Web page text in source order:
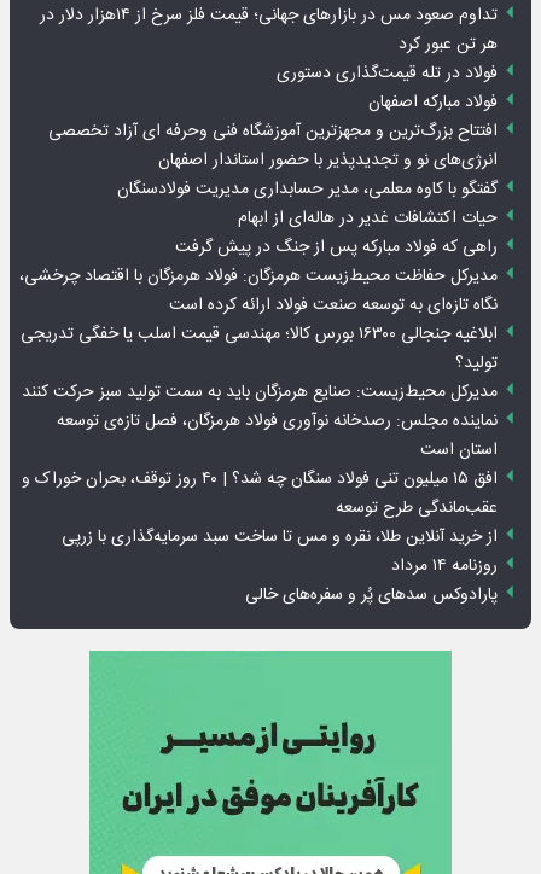
تداوم صعود مس در بازارهای جهانی؛ قیمت فلز سرخ از ۱۴هزار دلار در
هر تن عبور کرد
فولاد در تله قیمت‌گذاری دستوری
فولاد مبارکه اصفهان
افتتاح بزرگ‌ترین و مجهزترین آموزشگاه فنی وحرفه ای آزاد تخصصی
انرژی‌های نو و تجدیدپذیر با حضور استاندار اصفهان
گفتگو با کاوه معلمی، مدیر حسابداری مدیریت فولادسنگان
حیات اکتشافات غدیر در هاله‌ای از ابهام
راهی که فولاد مبارکه پس از جنگ در پیش گرفت
مدیرکل حفاظت محیط‌زیست هرمزگان: فولاد هرمزگان با اقتصاد چرخشی،
نگاه تازه‌ای به توسعه صنعت فولاد ارائه کرده است
ابلاغیه جنجالی ۱۶۳۰۰ بورس کالا؛ مهندسی قیمت اسلب یا خفگی تدریجی
تولید؟
مدیرکل محیط‌زیست: صنایع هرمزگان باید به سمت تولید سبز حرکت کنند
نماینده مجلس: رصدخانه نوآوری فولاد هرمزگان، فصل تازه‌ی توسعه
استان است
افق ۱۵ میلیون تنی فولاد سنگان چه شد؟ | ۴۰ روز توقف، بحران خوراک و
عقب‌ماندگی طرح توسعه
از خرید آنلاین طلا، نقره و مس تا ساخت سبد سرمایه‌گذاری با زرپی
روزنامه ۱۴ مرداد
پارادوکس سدهای پُر و سفره‌های خالی